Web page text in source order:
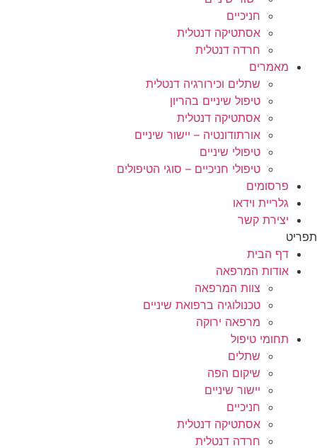
חניכיים
אסתטיקה דנטלית
חרדה דנטלית
מאמרים
שתלים וכירורגיה דנטלית
טיפול שיניים בהריון
אסתטיקה דנטלית
אורתודונטיה – יישור שיניים
טיפולי שיניים
טיפולי חניכיים – סוגי הטיפולים
פרסומים
גלריית וידאו
יצירת קשר
תפריט
דף הבית
אודות המרפאה
צוות המרפאה
טכנולוגיה ברפואת שיניים
מרפאה ירוקה
תחומי טיפול
שתלים
שיקום הפה
יישור שיניים
חניכיים
אסתטיקה דנטלית
חרדה דנטלית